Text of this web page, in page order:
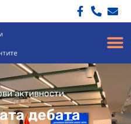
активности
дебата